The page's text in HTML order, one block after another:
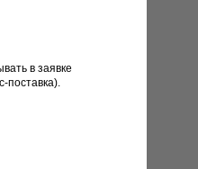
в заявке
поставка).